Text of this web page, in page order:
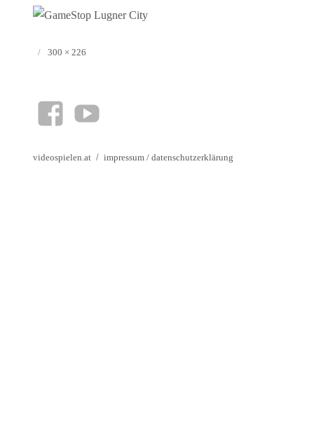
Veröffentlicht
Originalgröße
300 × 226
facebookYouTube
videospielen.at impressum /datenschutzerklärung